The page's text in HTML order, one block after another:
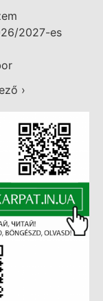
2027-es
›